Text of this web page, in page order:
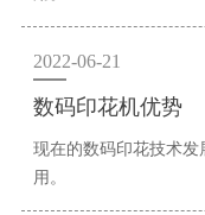
2022-06-21
数码印花机优势
现在的数码印花技术
用。